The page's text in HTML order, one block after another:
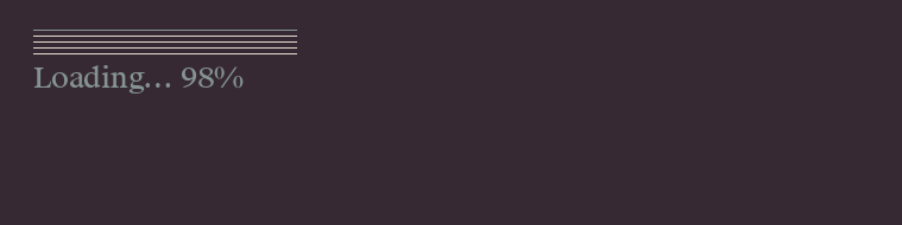
Menu
100%